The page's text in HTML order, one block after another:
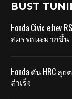
BUST
Honda Civic
สมรรถนะมากขึ้น
Honda ดัน HRC
สำเร็จ